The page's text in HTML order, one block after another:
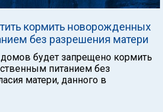
кормить новорожденных
без разрешения матери
будет запрещено кормить
питанием без
матери, данного в